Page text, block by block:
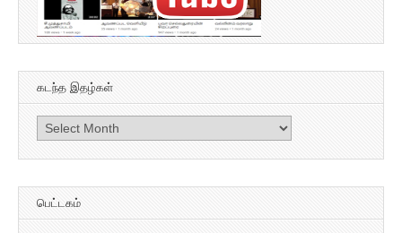
கடந்த இதழ்கள்
கடந்த
இதழ்கள்
பெட்டகம்